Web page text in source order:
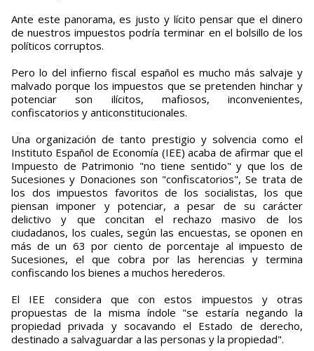
Ante este panorama, es justo y lícito pensar que el dinero
de nuestros impuestos podría terminar en el bolsillo de los
políticos corruptos.
Pero lo del infierno fiscal español es mucho más salvaje y
malvado porque los impuestos que se pretenden hinchar y
potenciar son ilícitos, mafiosos, inconvenientes,
confiscatorios y anticonstitucionales.
Una organización de tanto prestigio y solvencia como el
Instituto Español de Economía (IEE) acaba de afirmar que el
Impuesto de Patrimonio "no tiene sentido" y que los de
Sucesiones y Donaciones son "confiscatorios", Se trata de
los dos impuestos favoritos de los socialistas, los que
piensan imponer y potenciar, a pesar de su carácter
delictivo y que concitan el rechazo masivo de los
ciudadanos, los cuales, según las encuestas, se oponen en
más de un 63 por ciento de porcentaje al impuesto de
Sucesiones, el que cobra por las herencias y termina
confiscando los bienes a muchos herederos.
El IEE considera que con estos impuestos y otras
propuestas de la misma índole "se estaría negando la
propiedad privada y socavando el Estado de derecho,
destinado a salvaguardar a las personas y la propiedad".